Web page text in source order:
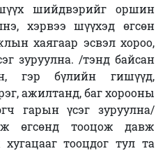
шийдвэрийг оршин
хэрвээ шүүхэд өгсөн
хаягаар эсвэл хороо,
зуруулна. /тэнд байсан
гэр бүлийн гишүүд,
ажилтанд, баг хорооны
гарын үсэг зуруулна/
өгсөнд тооцож давж
тооцдог тул та